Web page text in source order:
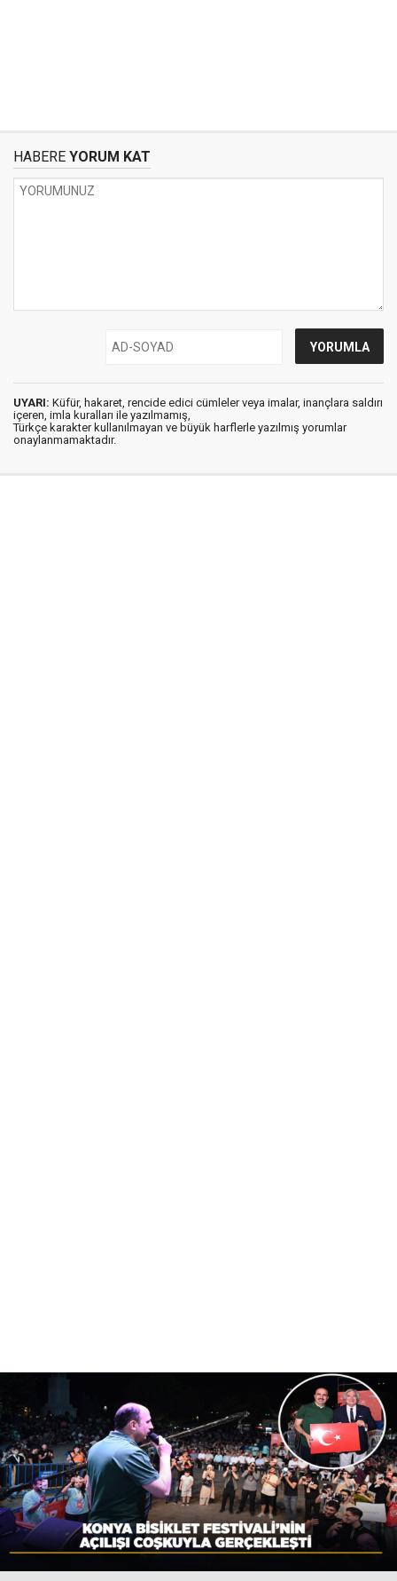
HABERE YORUM KAT
UYARI: Küfür, hakaret, rencide edici cümleler veya imalar, inançlara saldırı
içeren, imla kuralları ile yazılmamış,
Türkçe karakter kullanılmayan ve büyük harflerle yazılmış yorumlar
onaylanmamaktadır.